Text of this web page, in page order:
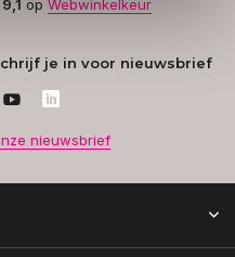
9,1 op Webwinkelkeur
je in voor nieuwsbrief
nieuwsbrief